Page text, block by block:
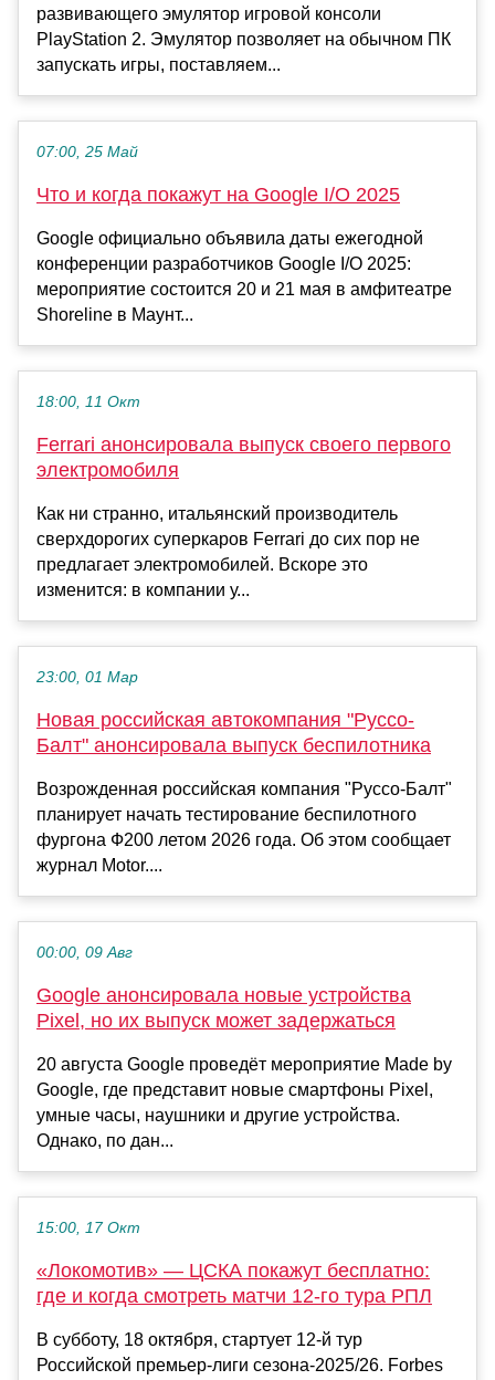
развивающего эмулятор игровой консоли
PlayStation 2. Эмулятор позволяет на обычном ПК
запускать игры, поставляем...
07:00, 25 Май
Что и когда покажут на Google I/O 2025
Google официально объявила даты ежегодной
конференции разработчиков Google I/O 2025:
мероприятие состоится 20 и 21 мая в амфитеатре
Shoreline в Маунт...
18:00, 11 Окт
Ferrari анонсировала выпуск своего первого
электромобиля
Как ни странно, итальянский производитель
сверхдорогих суперкаров Ferrari до сих пор не
предлагает электромобилей. Вскоре это
изменится: в компании у...
23:00, 01 Мар
Новая российская автокомпания "Руссо-
Балт" анонсировала выпуск беспилотника
Возрожденная российская компания "Руссо-Балт"
планирует начать тестирование беспилотного
фургона Ф200 летом 2026 года. Об этом сообщает
журнал Motor....
00:00, 09 Авг
Google анонсировала новые устройства
Pixel, но их выпуск может задержаться
20 августа Google проведёт мероприятие Made by
Google, где представит новые смартфоны Pixel,
умные часы, наушники и другие устройства.
Однако, по дан...
15:00, 17 Окт
«Локомотив» — ЦСКА покажут бесплатно:
где и когда смотреть матчи 12-го тура РПЛ
В субботу, 18 октября, стартует 12-й тур
Российской премьер-лиги сезона-2025/26. Forbes